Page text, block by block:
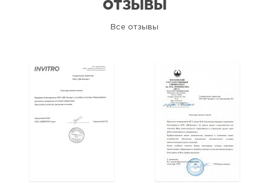
ОТЗЫВЫ
Все отзывы